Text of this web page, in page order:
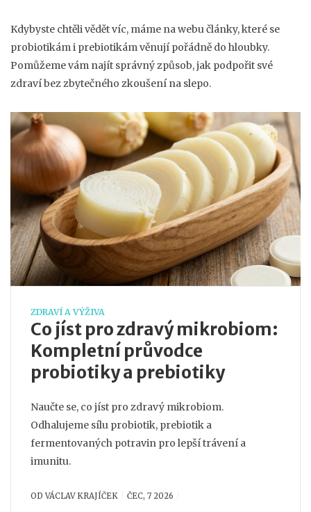
Kdybyste chtěli vědět víc, máme na webu články, které se
probiotikám i prebiotikám věnují pořádně do hloubky.
Pomůžeme vám najít správný způsob, jak podpořit své
zdraví bez zbytečného zkoušení na slepo.
ZDRAVÍ A VÝŽIVA
Co jíst pro zdravý mikrobiom:
Kompletní průvodce
probiotiky a prebiotiky
Naučte se, co jíst pro zdravý mikrobiom.
Odhalujeme sílu probiotik, prebiotik a
fermentovaných potravin pro lepší trávení a
imunitu.
ODVÁCLAV KRAJÍČEK ČEC, 7 2026